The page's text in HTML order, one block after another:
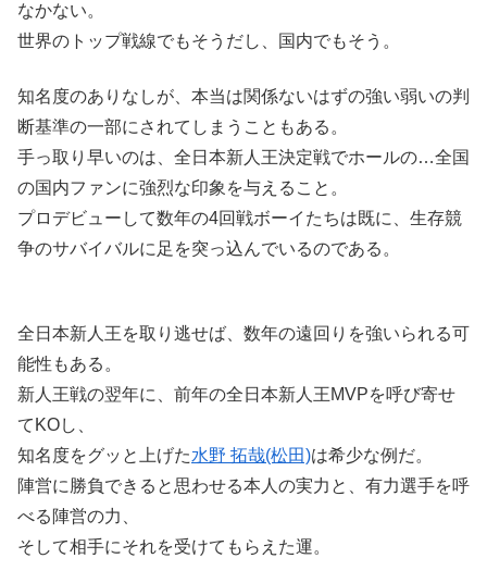
なかない。
世界のトップ戦線でもそうだし、国内でもそう。
知名度のありなしが、本当は関係ないはずの強い弱いの判
断基準の一部にされてしまうこともある。
手っ取り早いのは、全日本新人王決定戦でホールの…全国
の国内ファンに強烈な印象を与えること。
プロデビューして数年の4回戦ボーイたちは既に、生存競
争のサバイバルに足を突っ込んでいるのである。
全日本新人王を取り逃せば、数年の遠回りを強いられる可
能性もある。
新人王戦の翌年に、前年の全日本新人王MVPを呼び寄せ
てKOし、
知名度をグッと上げた水野 拓哉(松田)は希少な例だ。
陣営に勝負できると思わせる本人の実力と、有力選手を呼
べる陣営の力、
そして相手にそれを受けてもらえた運。